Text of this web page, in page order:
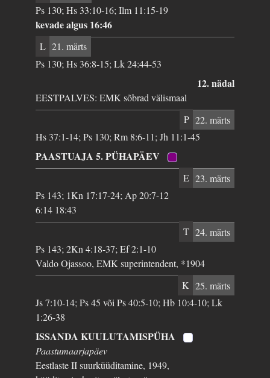
Ps 130; Hs 33:10-16; Ilm 11:15-19
kevade algus 16:46
L 21. märts
Ps 130; Hs 36:8-15; Lk 24:44-53
12. nädal
EESTPALVES: EMK sõbrad välismaal
P 22. märts
Hs 37:1-14; Ps 130; Rm 8:6-11; Jh 11:1-45
PAASTUAJA 5. PÜHAPÄEV
E 23. märts
Ps 143; 1Kn 17:17-24; Ap 20:7-12
6:14 18:43
T 24. märts
Ps 143; 2Kn 4:18-37; Ef 2:1-10
Valdo Ojassoo, EMK superintendent, *1904
K 25. märts
Js 7:10-14; Ps 45 või Ps 40:5-10; Hb 10:4-10; Lk
1:26-38
ISSANDA KUULUTAMISPÜHA
Paastumaarjapäev
Eestlaste II suurküüditamine, 1949,